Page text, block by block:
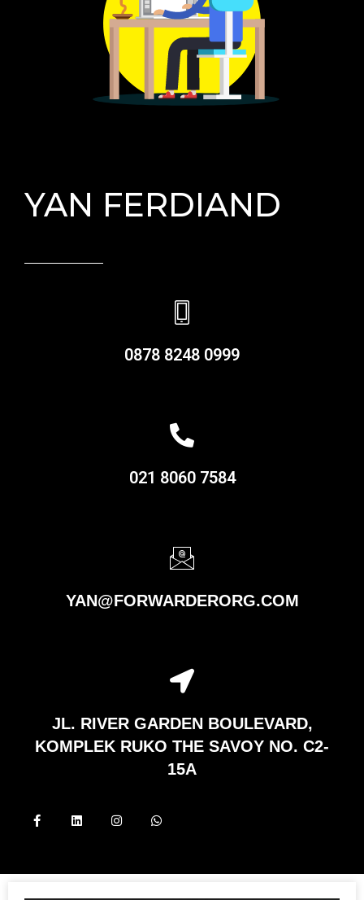
YAN FERDIAND
0878 8248 0999
021 8060 7584
YAN@FORWARDERORG.COM
JL. RIVER GARDEN BOULEVARD,
KOMPLEK RUKO THE SAVOY NO. C2-
15A